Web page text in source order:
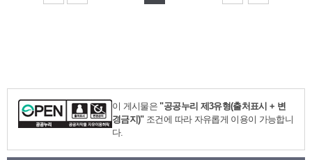
이 게시물은 "공공누리 제3유형(출처표시 + 변
경금지)"조건에 따라 자유롭게 이용이 가능합니
다.